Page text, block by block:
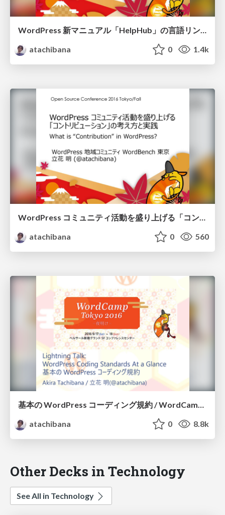
atachibana
0 1.4k
WordPress コミュニティ活動を盛り上げる 「コントリビューション」の考え方と実践 - What is "Contribution" in WordPress?
atachibana
0 560
基本の WordPress コーディング規約 / WordCamp Tokyo 2016 LT
atachibana
0 8.8k
Other Decks in Technology
See All in Technology